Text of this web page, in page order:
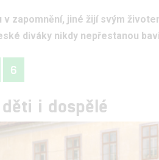
v zapomnění, jiné žijí svým
diváky nikdy nepřestanou
6
i dospělé